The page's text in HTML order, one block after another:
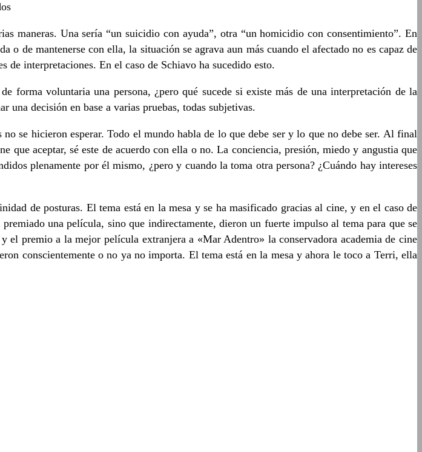
maneras. Una sería “un suicidio con ayuda”, otra “un homicidio con consentimiento”. En
o de mantenerse con ella, la situación se agrava aun más cuando el afectado no es capaz de
de interpretaciones. En el caso de Schiavo ha sucedido esto.
forma voluntaria una persona, ¿pero qué sucede si existe más de una interpretación de la
decisión en base a varias pruebas, todas subjetivas.
se hicieron esperar. Todo el mundo habla de lo que debe ser y lo que no debe ser. Al final
que aceptar, sé este de acuerdo con ella o no. La conciencia, presión, miedo y angustia que
plenamente por él mismo, ¿pero y cuando la toma otra persona? ¿Cuándo hay intereses
de posturas. El tema está en la mesa y se ha masificado gracias al cine, y en el caso de
una película, sino que indirectamente, dieron un fuerte impulso al tema para que se
premio a la mejor película extranjera a «Mar Adentro» la conservadora academia de cine
conscientemente o no ya no importa. El tema está en la mesa y ahora le toco a Terri, ella